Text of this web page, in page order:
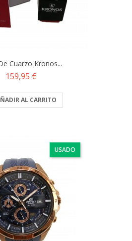
Cuarzo Kronos...
Precio
159,95 €
AL CARRITO
USADO